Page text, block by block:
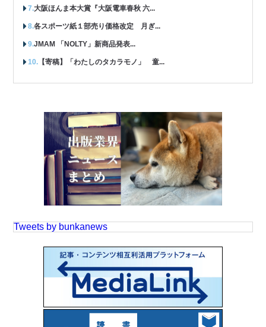
大阪ほんま本大賞『大阪電車春秋 六...
各スポーツ紙１部売り価格改定 月ぎ...
JMAM 「NOLTY」新商品発表...
【寄稿】「わたしのタカラモノ」 童...
Tweets by bunkanews